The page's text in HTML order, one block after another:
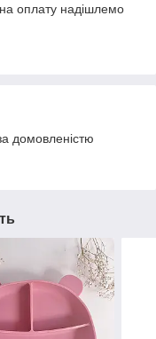
оплату надішлемо
домовленістю